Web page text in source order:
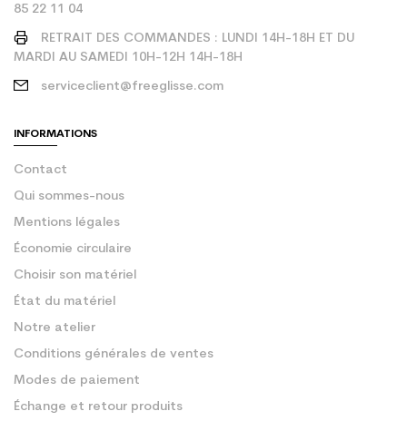
85 22 11 04
RETRAIT DES COMMANDES : LUNDI 14H-18H ET DU
MARDI AU SAMEDI 10H-12H 14H-18H
serviceclient@freeglisse.com
INFORMATIONS
Contact
Qui sommes-nous
Mentions légales
Économie circulaire
Choisir son matériel
État du matériel
Notre atelier
Conditions générales de ventes
Modes de paiement
Échange et retour produits